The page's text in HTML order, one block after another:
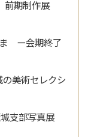
前期制作展
ー会期終了
美術セレクシ
支部写真展